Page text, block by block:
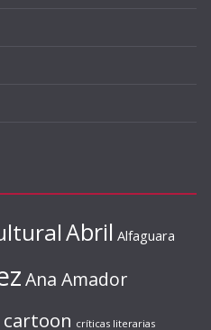
Abril Alfaguara
Ana Amador
cartoon críticas literarias